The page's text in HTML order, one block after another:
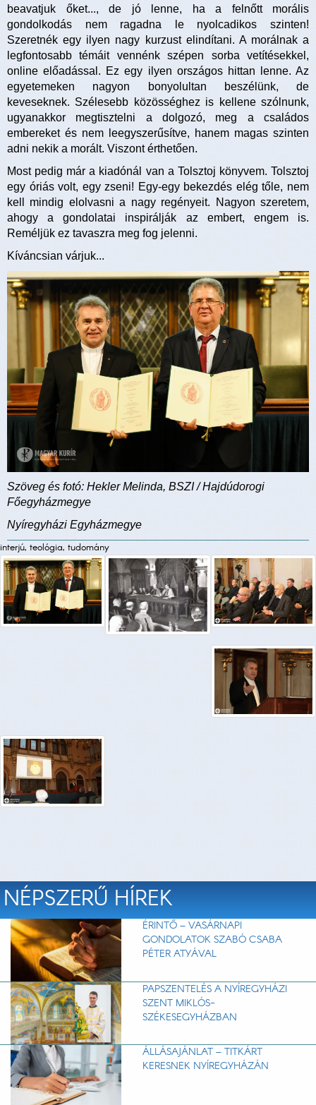
beavatjuk őket..., de jó lenne, ha a felnőtt morális
gondolkodás nem ragadna le nyolcadikos szinten!
Szeretnék egy ilyen nagy kurzust elindítani. A morálnak a
legfontosabb témáit vennénk szépen sorba vetítésekkel,
online előadással. Ez egy ilyen országos hittan lenne. Az
egyetemeken nagyon bonyolultan beszélünk, de
keveseknek. Szélesebb közösséghez is kellene szólnunk,
ugyanakkor megtisztelni a dolgozó, meg a családos
embereket és nem leegyszerűsítve, hanem magas szinten
adni nekik a morált. Viszont érthetően.
Most pedig már a kiadónál van a Tolsztoj könyvem. Tolsztoj
egy óriás volt, egy zseni! Egy-egy bekezdés elég tőle, nem
kell mindig elolvasni a nagy regényeit. Nagyon szeretem,
ahogy a gondolatai inspirálják az embert, engem is.
Reméljük ez tavaszra meg fog jelenni.
Kíváncsian várjuk...
Szöveg és fotó: Hekler Melinda, BSZI / Hajdúdorogi
Főegyházmegye
Nyíregyházi Egyházmegye
interjú, teológia, tudomány
NÉPSZERŰ HÍREK
ÉRINTŐ – VASÁRNAPI
GONDOLATOK SZABÓ CSABA
PÉTER ATYÁVAL
PAPSZENTELÉS A NYÍREGYHÁZI
SZENT MIKLÓS-
SZÉKESEGYHÁZBAN
ÁLLÁSAJÁNLAT – TITKÁRT
KERESNEK NYÍREGYHÁZÁN